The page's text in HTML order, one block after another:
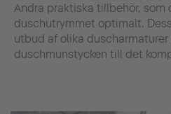
Andra praktiska tillbehör,
duschutrymmet optimalt.
utbud af olika
duschmunstycken till det